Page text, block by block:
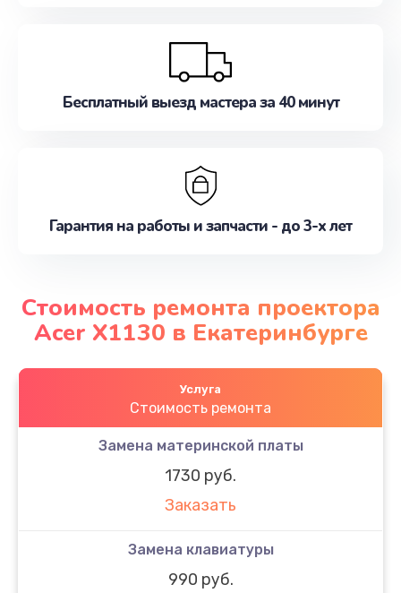
Бесплатный выезд мастера за 40 минут
Гарантия на работы и запчасти - до 3-х лет
Стоимость ремонта проектора
Acer X1130 в Екатеринбурге
Услуга
Стоимость ремонта
Замена материнской платы
1730 руб.
Заказать
Замена клавиатуры
990 руб.